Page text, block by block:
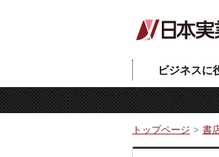
ビジネスに
トップページ 書